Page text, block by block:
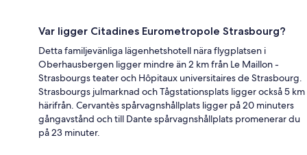
Var ligger Citadines Eurometropole Strasbourg?
Detta familjevänliga lägenhetshotell nära flygplatsen i
Oberhausbergen ligger mindre än 2 km från Le Maillon -
Strasbourgs teater och Hôpitaux universitaires de Strasbourg.
Strasbourgs julmarknad och Tågstationsplats ligger också 5 km
härifrån. Cervantès spårvagnshållplats ligger på 20 minuters
gångavstånd och till Dante spårvagnshållplats promenerar du
på 23 minuter.